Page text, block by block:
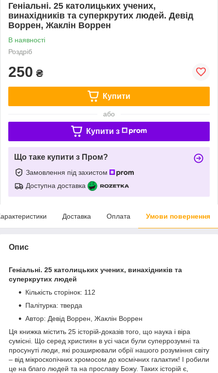
Геніальні. 25 католицьких учених,
винахідників та суперкрутих людей. Девід
Воррен, Жаклін Воррен
В наявності
Роздріб
250 ₴
Купити
або
Купити з
Що таке купити з Пром?
Замовлення під захистом
Доступна доставка
Доставка Оплата Умови повернення
Опис
Геніальні. 25 католицьких учених, винахідників та
суперкрутих людей
Кількість сторінок: 112
Палітурка: тверда
Автор: Девід Воррен, Жаклін Воррен
Ця книжка містить 25 історій-доказів того, що наука і віра
сумісні. Що серед християн в усі часи були суперрозумні та
просунуті люди, які розширювали обрії нашого розуміння світу
– від мікроскопічних хромосом до космічних галактик! І робили
це на благо людей та на прославу Божу. Таких історій є,